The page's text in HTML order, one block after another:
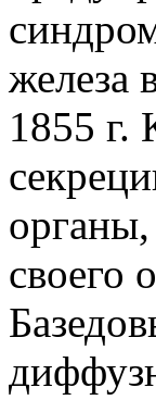
железа
1855 г.
своего